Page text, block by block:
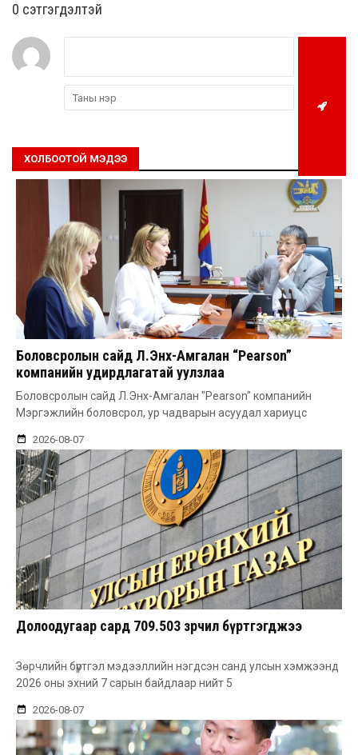
0 cэтгэгдэлтэй
ХОЛБООТОЙ МЭДЭЭ
Боловсролын сайд Л.Энх-Амгалан “Pearson”
компанийн удирдлагатай уулзлаа
Боловсролын сайд Л.Энх-Амгалан "Pearson" компанийн
Мэргэжлийн боловсрол, ур чадварын асуудал хариуцс
2026-08-07
Долоодугаар сард 709.503 зөрчил бүртгэгджээ
Зөрчлийн бүртгэл мэдээллийн нэгдсэн санд улсын хэмжээнд
2026 оны эхний 7 сарын байдлаар нийт 5
2026-08-07